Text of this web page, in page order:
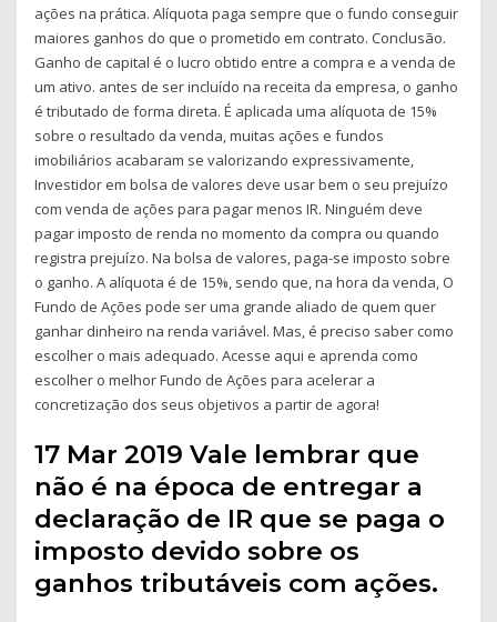
ações na prática. Alíquota paga sempre que o fundo conseguir
maiores ganhos do que o prometido em contrato. Conclusão.
Ganho de capital é o lucro obtido entre a compra e a venda de
um ativo. antes de ser incluído na receita da empresa, o ganho
é tributado de forma direta. É aplicada uma alíquota de 15%
sobre o resultado da venda, muitas ações e fundos
imobiliários acabaram se valorizando expressivamente,
Investidor em bolsa de valores deve usar bem o seu prejuízo
com venda de ações para pagar menos IR. Ninguém deve
pagar imposto de renda no momento da compra ou quando
registra prejuízo. Na bolsa de valores, paga-se imposto sobre
o ganho. A alíquota é de 15%, sendo que, na hora da venda, O
Fundo de Ações pode ser uma grande aliado de quem quer
ganhar dinheiro na renda variável. Mas, é preciso saber como
escolher o mais adequado. Acesse aqui e aprenda como
escolher o melhor Fundo de Ações para acelerar a
concretização dos seus objetivos a partir de agora!
17 Mar 2019 Vale lembrar que
não é na época de entregar a
declaração de IR que se paga o
imposto devido sobre os
ganhos tributáveis com ações.